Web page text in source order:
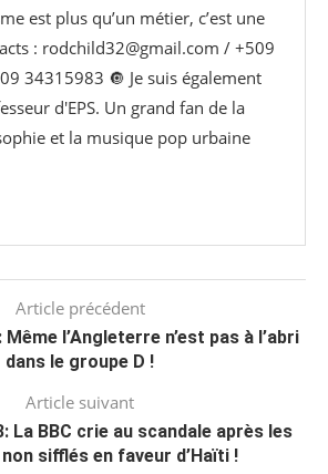
est plus qu’un métier, c’est une
: rodchild32@gmail.com / +509
34315983 🔘 Je suis également
d'EPS. Un grand fan de la
et la musique pop urbaine
Article précédent
l’Angleterre n’est pas à l’abri
dans le groupe D !
Article suivant
La BBC crie au scandale après les
sifflés en faveur d’Haïti !